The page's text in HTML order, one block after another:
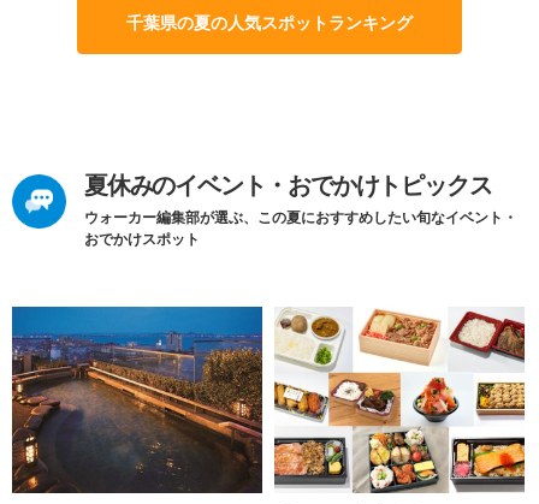
千葉県の夏の人気スポットランキング
夏休みのイベント・おでかけトピックス
ウォーカー編集部が選ぶ、この夏におすすめしたい旬なイベント・
おでかけスポット